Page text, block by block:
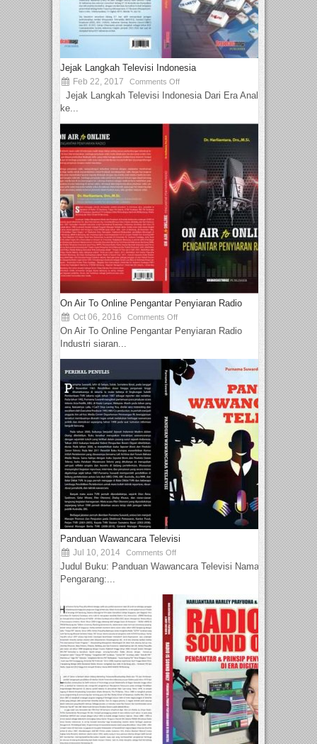
Jejak Langkah Televisi Indonesia
Feb 22, 2017 Comments Off
Jejak Langkah Televisi Indonesia Dari Era Analog
ke...
On Air To Online Pengantar Penyiaran Radio
Oct 06, 2016 Comments Off
On Air To Online Pengantar Penyiaran Radio
Industri siaran...
Panduan Wawancara Televisi
Jul 10, 2014 Comments Off
Judul Buku: Panduan Wawancara Televisi Nama
Pengarang:...